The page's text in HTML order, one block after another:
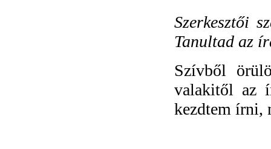
Szerkesztői
Tanultad az
Szívből
valakitől az
kezdtem írni,